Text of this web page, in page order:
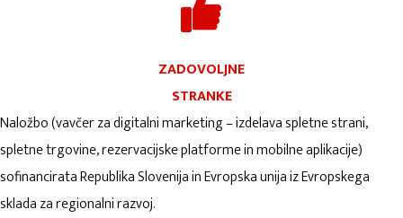
ZADOVOLJNE
STRANKE
Naložbo (vavčer za digitalni marketing – izdelava spletne strani,
spletne trgovine, rezervacijske platforme in mobilne aplikacije)
sofinancirata Republika Slovenija in Evropska unija iz Evropskega
sklada za regionalni razvoj.